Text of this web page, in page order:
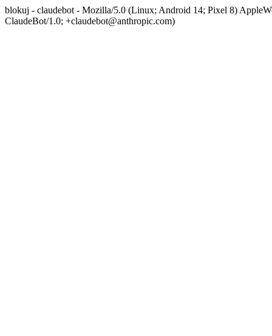
blokuj - claudebot - Mozilla/5.0 (Linux; Android 14; Pixel 8)
ClaudeBot/1.0; +claudebot@anthropic.com)